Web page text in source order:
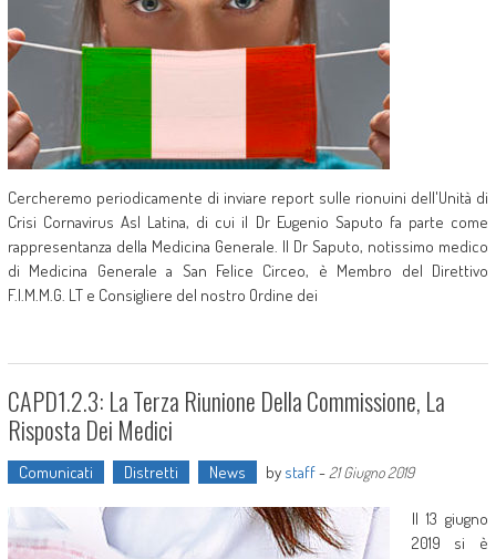
Cercheremo periodicamente di inviare report sulle rionuini dell'Unità di
Crisi Cornavirus Asl Latina, di cui il Dr Eugenio Saputo fa parte come
rappresentanza della Medicina Generale. Il Dr Saputo, notissimo medico
di Medicina Generale a San Felice Circeo, è Membro del Direttivo
F.I.M.M.G. LT e Consigliere del nostro Ordine dei
CAPD1.2.3: La Terza Riunione Della Commissione, La
Risposta Dei Medici
Comunicati Distretti News by staff- 21 Giugno 2019
Il 13 giugno
2019 si è